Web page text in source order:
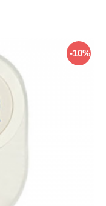
-10%